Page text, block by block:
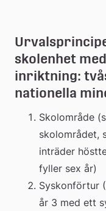
skolenhet
inriktning:
nationella
Skolområde
skolområdet,
inträder
fyller sex år)
Syskonförtur
år 3 med ett